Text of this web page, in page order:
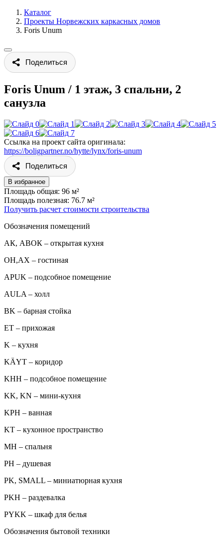
Каталог
Проекты Норвежских каркасных домов
Foris Unum
Поделиться
Foris Unum / 1 этаж, 3 спальни, 2
санузла
Ссылка на проект сайта оригинала:
https://boligpartner.no/hytte/lynx/foris-unum
Поделиться
В избранное
Площадь общая: 96 м²
Площадь полезная: 76.7 м²
Получить расчет стоимости строительства
Обозначения помещений
АК, АВОК – открытая кухня
ОН,AX – гостиная
APUK – подсобное помещение
AULA – холл
BK – барная стойка
ET – прихожая
K – кухня
KÄYT – коридор
KHH – подсобное помещение
KK, KN – мини-кухня
KPH – ванная
KT – кухонное пространство
MH – спальня
PH – душевая
PK, SMALL – миниатюрная кухня
PKH – раздевалка
PYKK – шкаф для белья
Обозначения бытовой техники